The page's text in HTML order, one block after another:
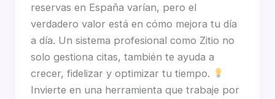
reservas en España varían, pero el
verdadero valor está en cómo mejora tu día
a día. Un sistema profesional como Zitio no
solo gestiona citas, también te ayuda a
crecer, fidelizar y optimizar tu tiempo.
Invierte en una herramienta que trabaje por